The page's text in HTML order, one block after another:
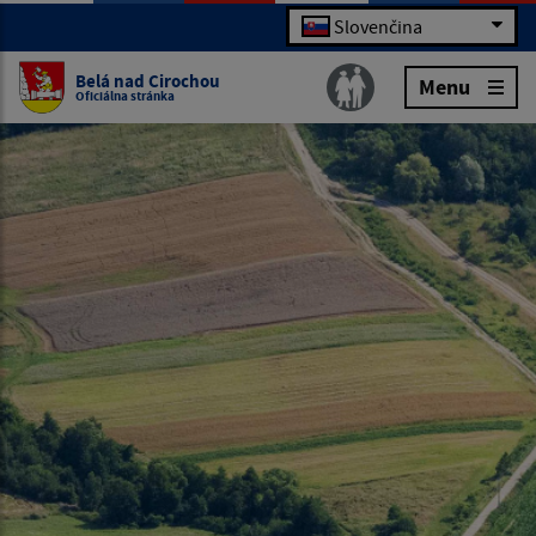
Slovenčina
Belá nad Cirochou
Oficiálna stránka Menu